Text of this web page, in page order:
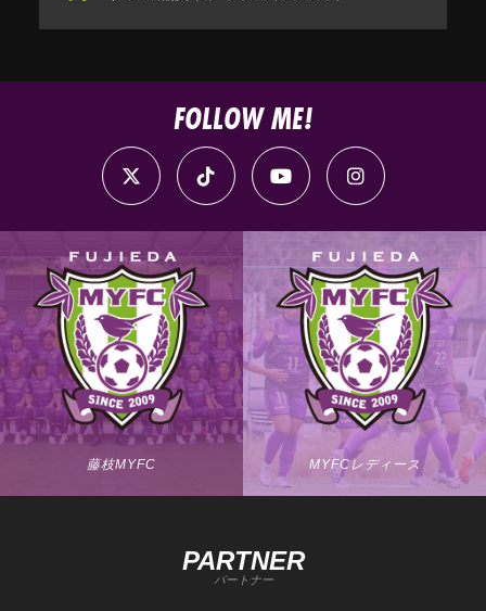
FOLLOW ME!
藤枝MYFC MYFCレディース
PARTNER
パートナー